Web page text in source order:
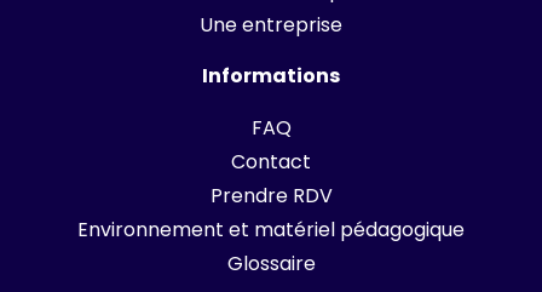
Une entreprise
Informations
FAQ
Contact
Prendre RDV
Environnement et matériel pédagogique
Glossaire